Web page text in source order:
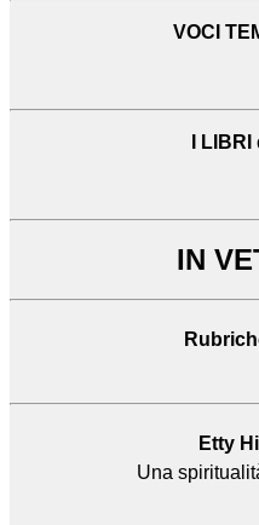
VOCI
I
IN
Etty
Una